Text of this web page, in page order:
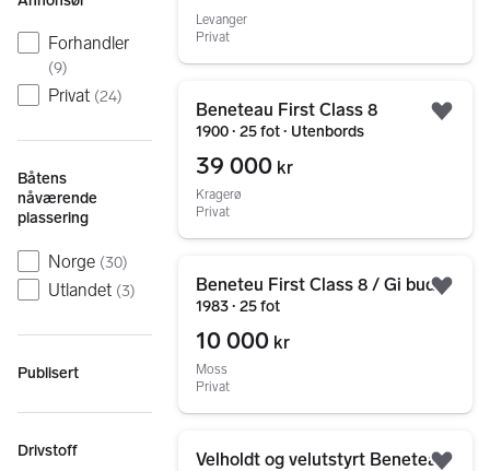
Forhandler
(9)
Privat (24)
Båtens
nåværende
plassering
Norge (30)
Utlandet (3)
Publisert
Drivstoff
Levanger
Privat
Beneteau First Class 8
1900 ∙ 25 fot ∙ Utenbords
39 000 kr
Kragerø
Privat
Beneteu First Class 8 / Gi bud!
1983 ∙ 25 fot
10 000 kr
Moss
Privat
Velholdt og velutstyrt Beneteau